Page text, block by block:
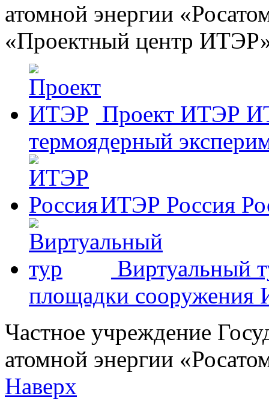
атомной энергии
«Проектный центр
Проект ИТЭР
термоядерный
ИТЭР Россия
Виртуальный
площадки
Частное учреждение
атомной энергии
Наверх